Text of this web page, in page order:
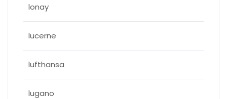
lonay
lucerne
lufthansa
lugano